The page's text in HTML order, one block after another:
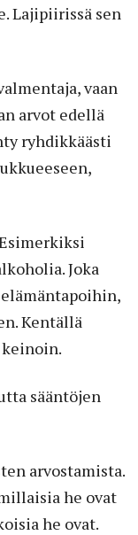
Lajipiirissä sen
vaan
arvot edellä
ryhdikkäästi
Joka
Kentällä
sääntöjen
arvostamista.
he ovat
he ovat.